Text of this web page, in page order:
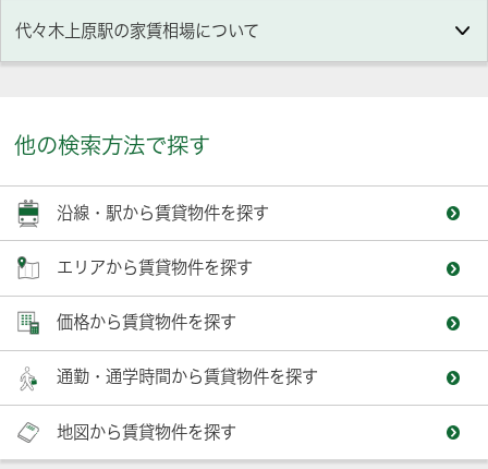
代々木上原駅の家賃相場について
他の検索方法で探す
沿線・駅から賃貸物件を探す
エリアから賃貸物件を探す
価格から賃貸物件を探す
通勤・通学時間から賃貸物件を探す
地図から賃貸物件を探す